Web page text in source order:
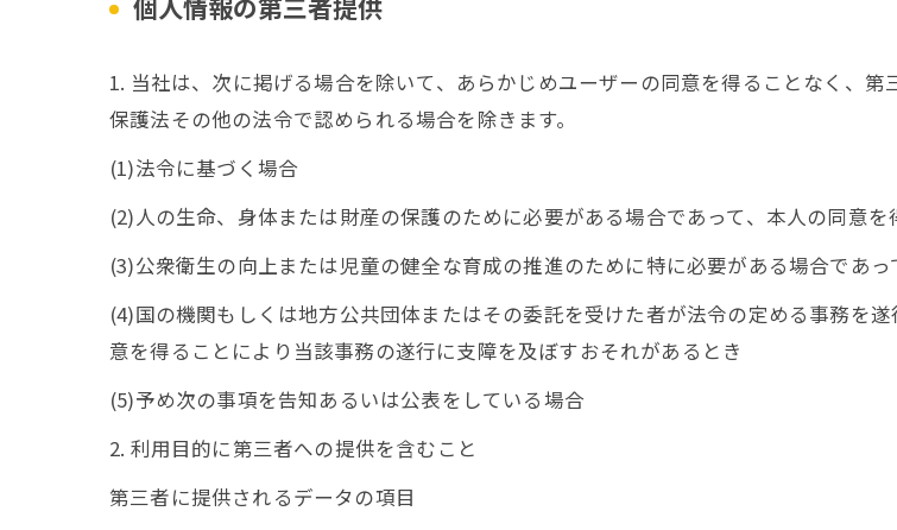
個人情報の第三者提供
1. 当社は、次に掲げる場合を除いて、あらかじめユーザーの同意を得ることなく、
保護法その他の法令で認められる場合を除きます。
(1)法令に基づく場合
(2)人の生命、身体または財産の保護のために必要がある場合であって、本人の同意
(3)公衆衛生の向上または児童の健全な育成の推進のために特に必要がある場合であ
(4)国の機関もしくは地方公共団体またはその委託を受けた者が法令の定める事務を
意を得ることにより当該事務の遂行に支障を及ぼすおそれがあるとき
(5)予め次の事項を告知あるいは公表をしている場合
2. 利用目的に第三者への提供を含むこと
第三者に提供されるデータの項目